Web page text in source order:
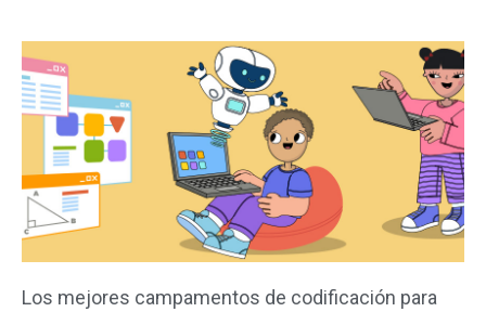
Los mejores campamentos de codificación para